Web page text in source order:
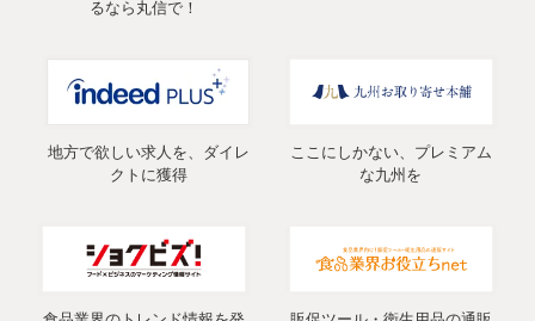
るなら丸信で！
地方で欲しい求人を、ダイレ
クトに獲得
ここにしかない、プレミアム
な九州を